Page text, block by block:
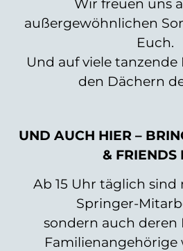
Wir freuen uns
außergewöhnlichen
Euch.
Und auf viele
den Dächern
UND AUCH HIER –
& FRIENDS
Ab 15 Uhr täglich
Springer-
sondern auch deren